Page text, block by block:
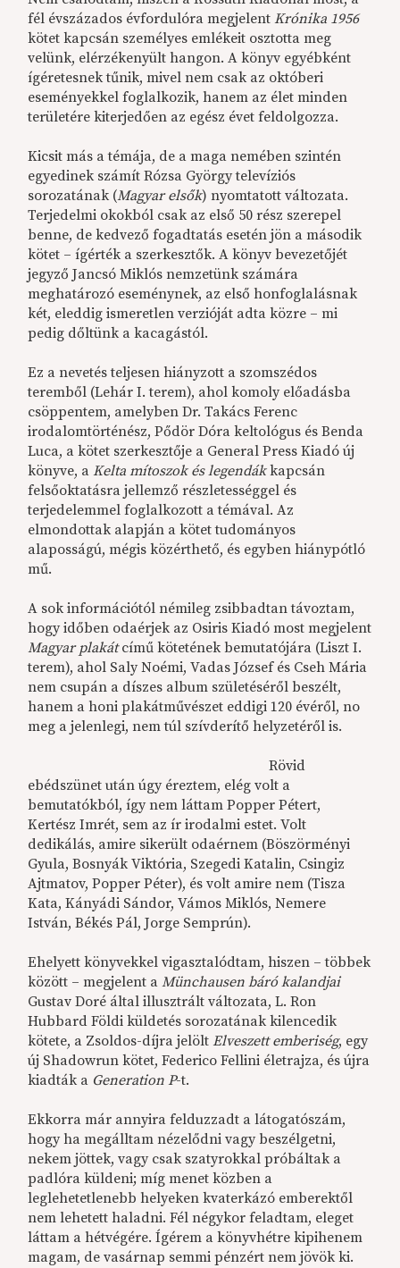
fél évszázados évfordulóra megjelentKrónika 1956
kötet kapcsán személyes emlékeit osztotta meg
velünk, elérzékenyült hangon. A könyv egyébként
ígéretesnek tűnik, mivel nem csak az októberi
eseményekkel foglalkozik, hanem az élet minden
területére kiterjedően az egész évet feldolgozza.
Kicsit más a témája, de a maga nemében szintén
egyedinek számít Rózsa György televíziós
sorozatának (Magyar elsők) nyomtatott változata.
Terjedelmi okokból csak az első 50 rész szerepel
benne, de kedvező fogadtatás esetén jön a második
kötet – ígérték a szerkesztők. A könyv bevezetőjét
jegyző Jancsó Miklós nemzetünk számára
meghatározó eseménynek, az első honfoglalásnak
két, eleddig ismeretlen verzióját adta közre – mi
pedig dőltünk a kacagástól.
Ez a nevetés teljesen hiányzott a szomszédos
teremből (Lehár I. terem), ahol komoly előadásba
csöppentem, amelyben Dr. Takács Ferenc
irodalomtörténész, Pődör Dóra keltológus és Benda
Luca, a kötet szerkesztője a General Press Kiadó új
könyve, aKelta mítoszok és legendákkapcsán
felsőoktatásra jellemző részletességgel és
terjedelemmel foglalkozott a témával. Az
elmondottak alapján a kötet tudományos
alaposságú, mégis közérthető, és egyben hiánypótló
mű.
A sok információtól némileg zsibbadtan távoztam,
hogy időben odaérjek az Osiris Kiadó most megjelent
Magyar plakátcímű kötetének bemutatójára (Liszt I.
terem), ahol Saly Noémi, Vadas József és Cseh Mária
nem csupán a díszes album születéséről beszélt,
hanem a honi plakátművészet eddigi 120 évéről, no
meg a jelenlegi, nem túl szívderítő helyzetéről is.
Rövid
ebédszünet után úgy éreztem, elég volt a
bemutatókból, így nem láttam Popper Pétert,
Kertész Imrét, sem az ír irodalmi estet. Volt
dedikálás, amire sikerült odaérnem (Böszörményi
Gyula, Bosnyák Viktória, Szegedi Katalin, Csingiz
Ajtmatov, Popper Péter), és volt amire nem (Tisza
Kata, Kányádi Sándor, Vámos Miklós, Nemere
István, Békés Pál, Jorge Semprún).
Ehelyett könyvekkel vigasztalódtam, hiszen – többek
között – megjelent aMünchausen báró kalandjai
Gustav Doré által illusztrált változata, L. Ron
Hubbard Földi küldetés sorozatának kilencedik
kötete, a Zsoldos-díjra jelöltElveszett emberiség, egy
új Shadowrun kötet, Federico Fellini életrajza, és újra
kiadták a Generation P-t.
Ekkorra már annyira felduzzadt a látogatószám,
hogy ha megálltam nézelődni vagy beszélgetni,
nekem jöttek, vagy csak szatyrokkal próbáltak a
padlóra küldeni; míg menet közben a
leglehetetlenebb helyeken kvaterkázó emberektől
nem lehetett haladni. Fél négykor feladtam, eleget
láttam a hétvégére. Ígérem a könyvhétre kipihenem
magam, de vasárnap semmi pénzért nem jövök ki.